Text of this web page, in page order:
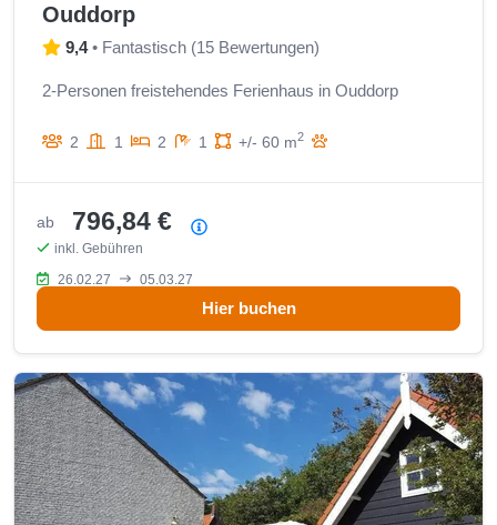
Ouddorp
9,4 • Fantastisch (15 Bewertungen)
2-Personen freistehendes Ferienhaus in Ouddorp
2 1 2 1 +/- 60 m2
ab 796,84 €
inkl. Gebühren
26.02.27 05.03.27
Hier buchen